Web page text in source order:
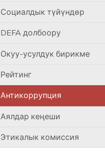
Социалдык түйүндөр
DEFA долбоору
Окуу-усулдук бирикме
Рейтинг
Антикоррупция
Аялдар кеңеши
Этикалык комиссия